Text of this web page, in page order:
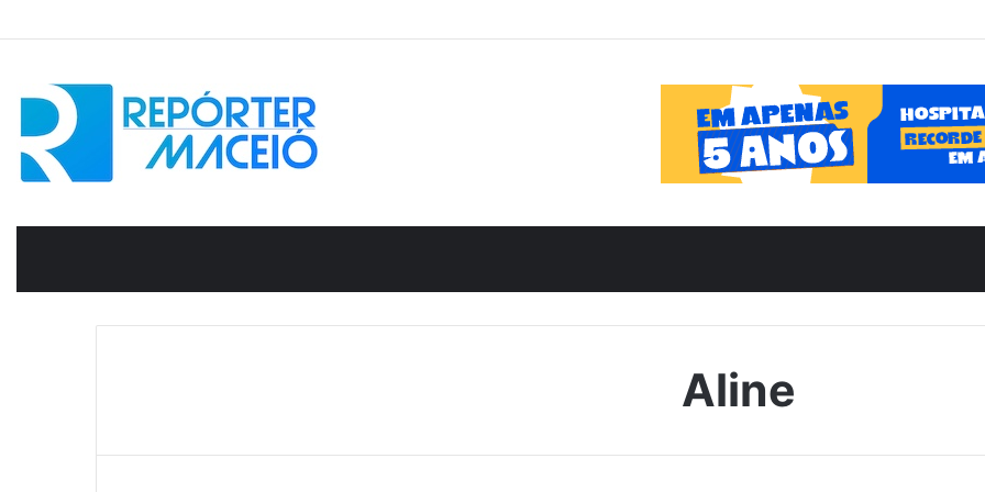
Aline